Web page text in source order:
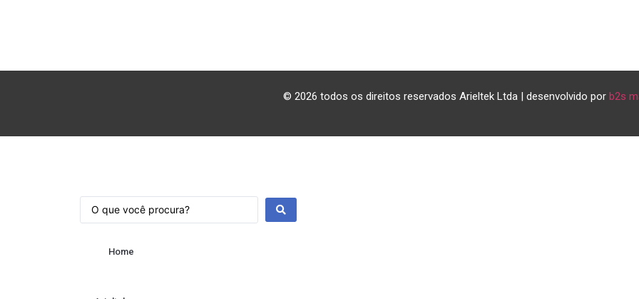
© 2026 todos os direitos reservados Arieltek Ltda | desenvolvido por b2s
Home